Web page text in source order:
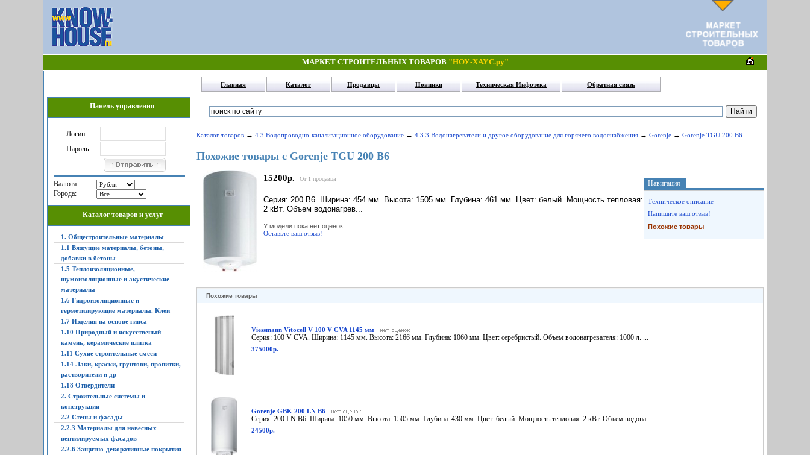
МАРКЕТ СТРОИТЕЛЬНЫХ ТОВАРОВ "НОУ-ХАУС.ру"
Главная Каталог Продавцы Новинки Техническая Инфотека Обратная связь
Панель управления
Логин:
Пароль
Валюта:
Города:
Каталог товаров и услуг
1. Общестроительные материалы
1.1 Вяжущие материалы, бетоны,
добавки в бетоны
1.5 Теплоизоляционные,
шумоизоляционные и акустические
материалы
1.6 Гидроизоляционные и
герметизирующие материалы. Клеи
1.7 Изделия на основе гипса
1.10 Природный и искусственый
камень, керамические плитка
1.11 Сухие строительные смеси
1.14 Лаки, краски, грунтови, пропитки,
растворители и др
1.18 Отвердители
2. Строительные системы и
конструкции
2.2 Стены и фасады
2.2.3 Материалы для навесных
вентилируемых фасадов
2.2.6 Защитно-декоративные покрытия
Каталог товаров → 4.3 Водопроводно-канализационное оборудование → 4.3.3 Водонагреватели и другое оборудование для горячего водоснабжения → Gorenje → Gorenje TGU 200 B6
Похожие товары с Gorenje TGU 200 B6
15200р. От 1 продавца
Серия: 200 B6. Ширина: 454 мм. Высота: 1505 мм. Глубина: 461 мм. Цвет: белый. Мощность тепловая:
2 кВт. Объем водонагрев...
У модели пока нет оценок.
Оставьте ваш отзыв!
Навигация
Техническое описание
Напишите ваш отзыв!
Похожие товары
Похожие товары
Viessmann Vitocell V 100 V СVA 1145 мм
Серия: 100 V СVA. Ширина: 1145 мм. Высота: 2166 мм. Глубина: 1060 мм. Цвет: серебристый. Объем водонагревателя: 1000 л. ...
375000р.
Gorenje GBK 200 LN В6
Серия: 200 LN В6. Ширина: 1050 мм. Высота: 1505 мм. Глубина: 430 мм. Цвет: белый. Мощность тепловая: 2 кВт. Объем водона...
24500р.